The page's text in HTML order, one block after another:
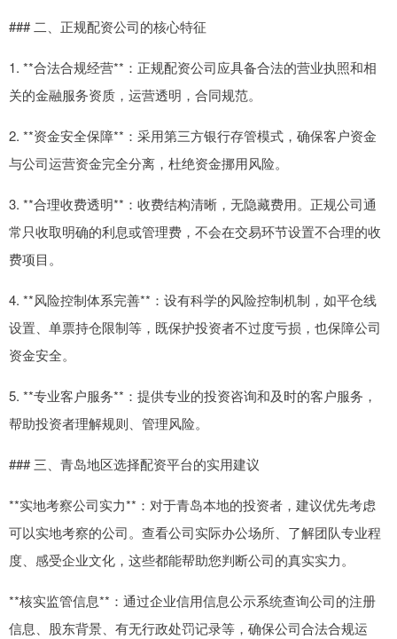
### 二、正规配资公司的核心特征
1. **合法合规经营**：正规配资公司应具备合法的营业执照和相
关的金融服务资质，运营透明，合同规范。
2. **资金安全保障**：采用第三方银行存管模式，确保客户资金
与公司运营资金完全分离，杜绝资金挪用风险。
3. **合理收费透明**：收费结构清晰，无隐藏费用。正规公司通
常只收取明确的利息或管理费，不会在交易环节设置不合理的收
费项目。
4. **风险控制体系完善**：设有科学的风险控制机制，如平仓线
设置、单票持仓限制等，既保护投资者不过度亏损，也保障公司
资金安全。
5. **专业客户服务**：提供专业的投资咨询和及时的客户服务，
帮助投资者理解规则、管理风险。
### 三、青岛地区选择配资平台的实用建议
**实地考察公司实力**：对于青岛本地的投资者，建议优先考虑
可以实地考察的公司。查看公司实际办公场所、了解团队专业程
度、感受企业文化，这些都能帮助您判断公司的真实实力。
**核实监管信息**：通过企业信用信息公示系统查询公司的注册
信息、股东背景、有无行政处罚记录等，确保公司合法合规运